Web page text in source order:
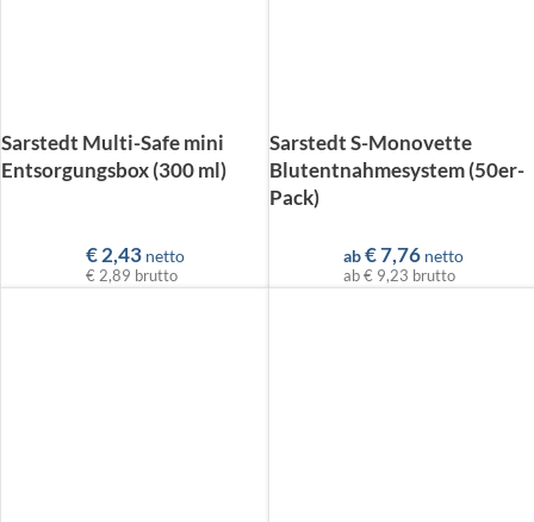
Sarstedt Multi-Safe mini
Entsorgungsbox (300 ml)
€2,43 netto
€ 2,89 brutto
Sarstedt S-Monovette
Blutentnahmesystem (50er-
Pack)
ab €7,76 netto
ab€ 9,23 brutto